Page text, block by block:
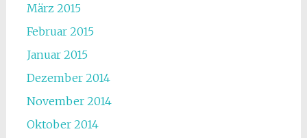
März 2015
Februar 2015
Januar 2015
Dezember 2014
November 2014
Oktober 2014